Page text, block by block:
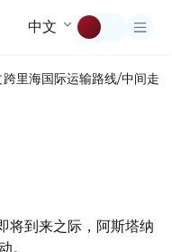
中文
跨里海国际运输路线/中间走廊
将到来之际，阿斯塔纳
。